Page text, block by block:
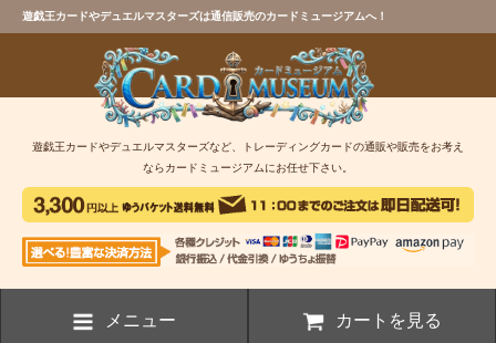
遊戯王カードやデュエルマスターズは通信販売のカードミュージアムへ！
遊戯王カードやデュエルマスターズなど、トレーディングカードの通販や販売をお考え
ならカードミュージアムにお任せ下さい。
メニュー カートを見る